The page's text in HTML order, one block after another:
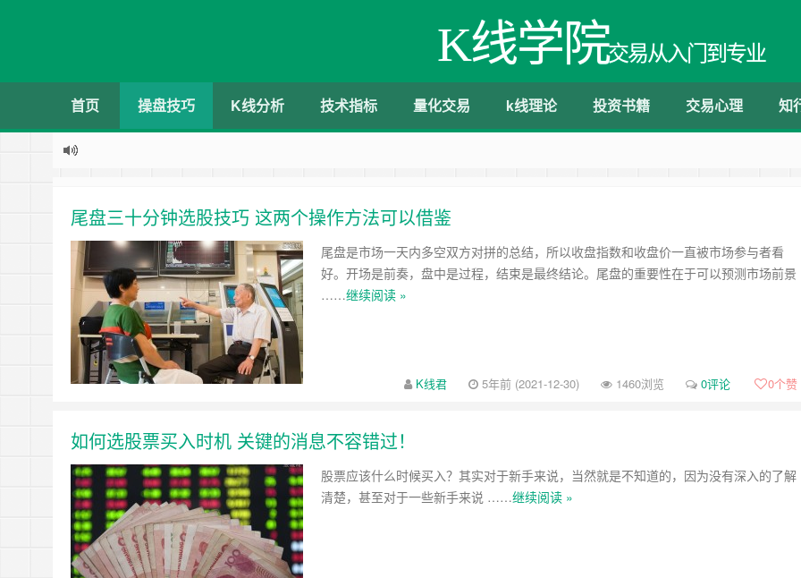
K线学院交易从入门到专业
首页 操盘技巧 K线分析 技术指标 量化交易 k线理论 投资书籍 交易心理 知
尾盘三十分钟选股技巧 这两个操作方法可以借鉴
尾盘是市场一天内多空双方对拼的总结，所以收盘指数和收盘价一直被市场参与者看
好。开场是前奏，盘中是过程，结束是最终结论。尾盘的重要性在于可以预测市场前景
……继续阅读 »
K线君 5年前 (2021-12-30) 1460浏览 0评论 0个赞
如何选股票买入时机 关键的消息不容错过！
股票应该什么时候买入？其实对于新手来说，当然就是不知道的，因为没有深入的了解
清楚，甚至对于一些新手来说 ……继续阅读 »